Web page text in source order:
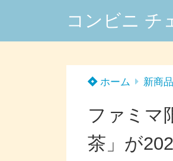
コンビニ チ
ホーム 新商
ファミマ
茶」が